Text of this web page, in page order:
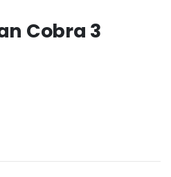
Cobra 3